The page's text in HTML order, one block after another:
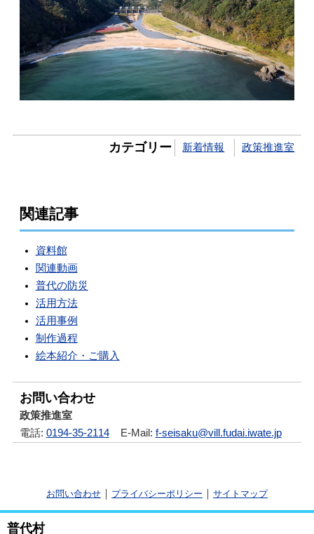
カテゴリー 新着情報 政策推進室
関連記事
資料館
関連動画
普代の防災
活用方法
活用事例
制作過程
絵本紹介・ご購入
お問い合わせ
政策推進室
電話: 0194-35-2114 E-Mail: f-seisaku@vill.fudai.iwate.jp
お問い合わせ プライバシーポリシー サイトマップ
普代村